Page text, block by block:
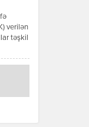
verilən
təşkil